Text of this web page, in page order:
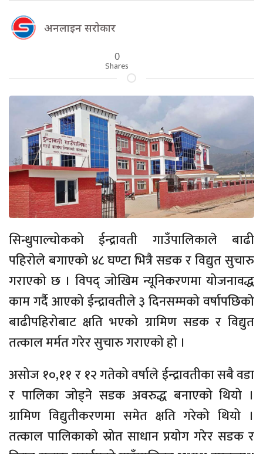
अनलाइन सराेकार
0
Shares
सिन्धुपाल्चोकको ईन्द्रावती गाउँपालिकाले बाढी
पहिरोले बगाएको ४८ घण्टा भित्रै सडक र विद्युत सुचारु
गराएको छ । विपद् जोखिम न्यूनिकरणमा योजनावद्ध
काम गर्दै आएको ईन्द्रावतीले ३ दिनसम्मको वर्षापछिको
बाढीपहिरोबाट क्षति भएको ग्रामिण सडक र विद्युत
तत्काल मर्मत गरेर सुचारु गराएको हो ।
असोज १०,११ र १२ गतेको वर्षाले ईन्द्रावतीका सबै वडा
र पालिका जोड्ने सडक अवरुद्ध बनाएको थियो ।
ग्रामिण विद्युतीकरणमा समेत क्षति गरेको थियो ।
तत्काल पालिकाको स्रोत साधान प्रयोग गरेर सडक र